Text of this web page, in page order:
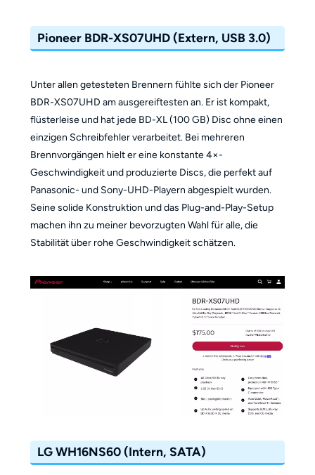
Pioneer BDR-XS07UHD (Extern, USB 3.0)
Unter allen getesteten Brennern fühlte sich der Pioneer
BDR-XS07UHD am ausgereiftesten an. Er ist kompakt,
flüsterleise und hat jede BD-XL (100 GB) Disc ohne einen
einzigen Schreibfehler verarbeitet. Bei mehreren
Brennvorgängen hielt er eine konstante 4×-
Geschwindigkeit und produzierte Discs, die perfekt auf
Panasonic- und Sony-UHD-Playern abgespielt wurden.
Seine solide Konstruktion und das Plug-and-Play-Setup
machen ihn zu meiner bevorzugten Wahl für alle, die
Stabilität über rohe Geschwindigkeit schätzen.
LG WH16NS60 (Intern, SATA)